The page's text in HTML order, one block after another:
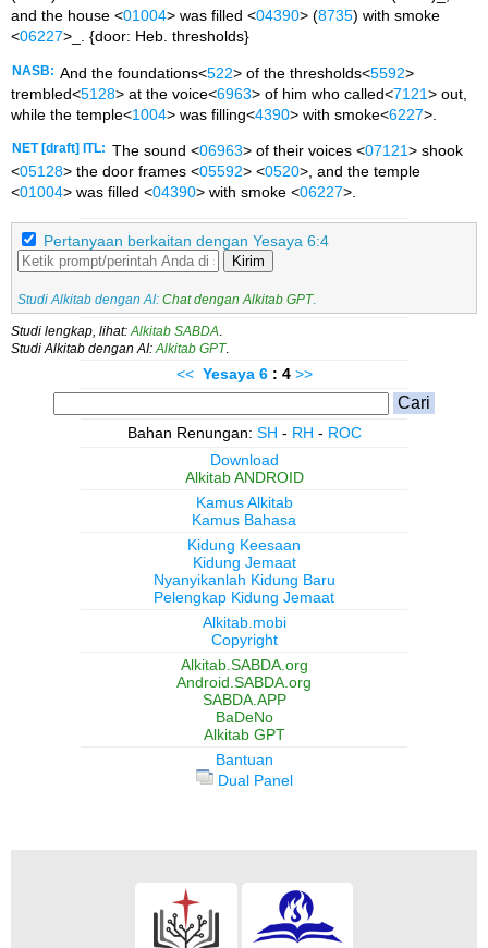
and the house <01004> was filled <04390> (8735) with smoke
<06227>_. {door: Heb. thresholds}
NASB: And the foundations<522> of the thresholds<5592>
trembled<5128> at the voice<6963> of him who called<7121> out,
while the temple<1004> was filling<4390> with smoke<6227>.
NET [draft] ITL: The sound <06963> of their voices <07121> shook
<05128> the door frames <05592> <0520>, and the temple
<01004> was filled <04390> with smoke <06227>.
Pertanyaan berkaitan dengan Yesaya 6:4
Kirim
Studi Alkitab dengan AI: Chat dengan Alkitab GPT .
Studi lengkap, lihat:Alkitab SABDA.
Studi Alkitab dengan AI:Alkitab GPT .
<< Yesaya 6 : 4 >>
Bahan Renungan: SH - RH - ROC
Download
Alkitab ANDROID
Kamus Alkitab
Kamus Bahasa
Kidung Keesaan
Kidung Jemaat
Nyanyikanlah Kidung Baru
Pelengkap Kidung Jemaat
Alkitab.mobi
Copyright
Alkitab.SABDA.org
Android.SABDA.org
SABDA.APP
BaDeNo
Alkitab GPT
Bantuan
Dual Panel